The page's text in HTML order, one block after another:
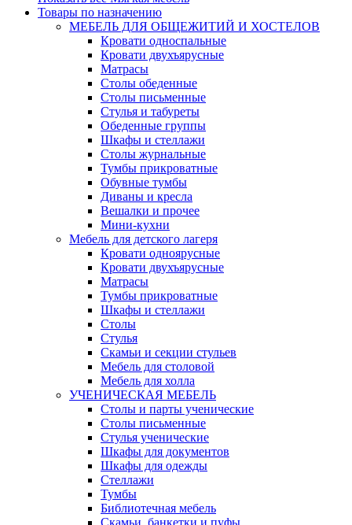
Товары по назначению
МЕБЕЛЬ ДЛЯ ОБЩЕЖИТИЙ И ХОСТЕЛОВ
Кровати односпальные
Кровати двухъярусные
Матрасы
Столы обеденные
Столы письменные
Стулья и табуреты
Обеденные группы
Шкафы и стеллажи
Столы журнальные
Тумбы прикроватные
Обувные тумбы
Диваны и кресла
Вешалки и прочее
Мини-кухни
Мебель для детского лагеря
Кровати одноярусные
Кровати двухъярусные
Матрасы
Тумбы прикроватные
Шкафы и стеллажи
Столы
Стулья
Скамьи и секции стульев
Мебель для столовой
Мебель для холла
УЧЕНИЧЕСКАЯ МЕБЕЛЬ
Столы и парты ученические
Столы письменные
Стулья ученические
Шкафы для документов
Шкафы для одежды
Стеллажи
Тумбы
Библиотечная мебель
Скамьи, банкетки и пуфы